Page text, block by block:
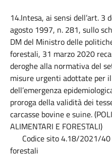
14.Intesa, ai sensi dell’art. 3
agosto 1997, n. 281, sullo
DM del Ministro delle
forestali, 31 marzo 2020
deroghe alla normativa del
misure urgenti adottate per
dell’emergenza
proroga della validità dei
carcasse bovine e suine.
ALIMENTARI E FORESTALI)
Codice sito 4.18/2021/40
forestali